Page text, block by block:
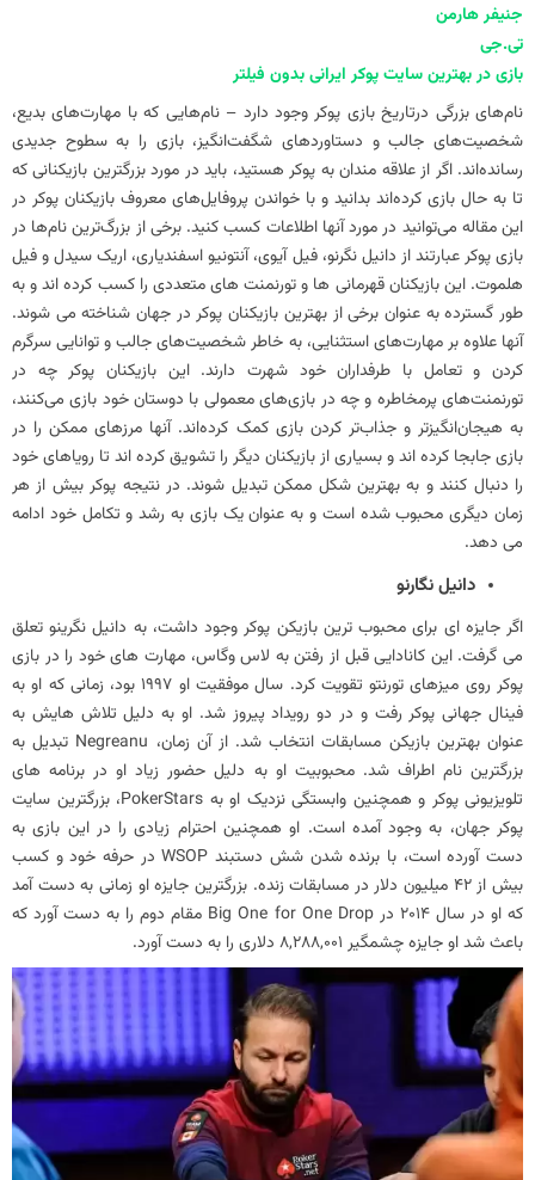
جنیفر هارمن
تی.جی
بازی در بهترین سایت پوکر ایرانی بدون فیلتر
نام‌های بزرگی درتاریخ بازی پوکر وجود دارد – نام‌هایی که با مهارت‌های بدیع،
شخصیت‌های جالب و دستاوردهای شگفت‌انگیز، بازی را به سطوح جدیدی
رسانده‌اند. اگر از علاقه مندان به پوکر هستید، باید در مورد بزرگترین بازیکنانی که
تا به حال بازی کرده‌اند بدانید و با خواندن پروفایل‌های معروف بازیکنان پوکر در
این مقاله می‌توانید در مورد آنها اطلاعات کسب کنید. برخی از بزرگ‌ترین نام‌ها در
بازی پوکر عبارتند از دانیل نگرنو، فیل آیوی، آنتونیو اسفندیاری، اریک سیدل و فیل
هلموت. این بازیکنان قهرمانی ها و تورنمنت های متعددی را کسب کرده اند و به
طور گسترده به عنوان برخی از بهترین بازیکنان پوکر در جهان شناخته می شوند.
آنها علاوه بر مهارت‌های استثنایی، به خاطر شخصیت‌های جالب و توانایی سرگرم
کردن و تعامل با طرفداران خود شهرت دارند. این بازیکنان پوکر چه در
تورنمنت‌های پرمخاطره و چه در بازی‌های معمولی با دوستان خود بازی می‌کنند،
به هیجان‌انگیزتر و جذاب‌تر کردن بازی کمک کرده‌اند. آنها مرزهای ممکن را در
بازی جابجا کرده اند و بسیاری از بازیکنان دیگر را تشویق کرده اند تا رویاهای خود
را دنبال کنند و به بهترین شکل ممکن تبدیل شوند. در نتیجه پوکر بیش از هر
زمان دیگری محبوب شده است و به عنوان یک بازی به رشد و تکامل خود ادامه
می دهد.
دانیل نگارنو
اگر جایزه ای برای محبوب ترین بازیکن پوکر وجود داشت، به دانیل نگرینو تعلق
می گرفت. این کانادایی قبل از رفتن به لاس وگاس، مهارت های خود را در بازی
پوکر روی میزهای تورنتو تقویت کرد. سال موفقیت او 1997 بود، زمانی که او به
فینال جهانی پوکر رفت و در دو رویداد پیروز شد. او به دلیل تلاش هایش به
عنوان بهترین بازیکن مسابقات انتخاب شد. از آن زمان، Negreanu تبدیل به
بزرگترین نام اطراف شد. محبوبیت او به دلیل حضور زیاد او در برنامه های
تلویزیونی پوکر و همچنین وابستگی نزدیک او به PokerStars، بزرگترین سایت
پوکر جهان، به وجود آمده است. او همچنین احترام زیادی را در این بازی به
دست آورده است، با برنده شدن شش دستبند WSOP در حرفه خود و کسب
بیش از 42 میلیون دلار در مسابقات زنده. بزرگترین جایزه او زمانی به دست آمد
که او در سال 2014 در Big One for One Drop مقام دوم را به دست آورد که
باعث شد او جایزه چشمگیر 8,288,001 دلاری را به دست آورد.